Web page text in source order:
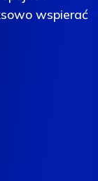
wspierać
wspierać
wspierać